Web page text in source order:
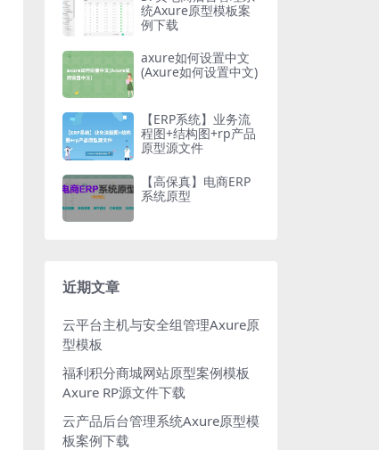
统Axure原型模板案
例下载
axure如何设置中文
(Axure如何设置中文)
【ERP系统】业务流
程图+结构图+rp产品
原型源文件
【高保真】电商ERP
系统原型
近期文章
云平台主机与安全组管理Axure原
型模板
福利积分商城网站原型案例模板
Axure RP源文件下载
云产品后台管理系统Axure原型模
板案例下载